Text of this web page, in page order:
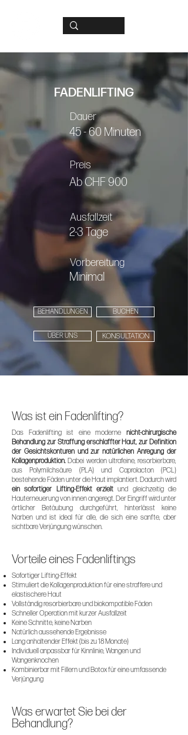
FADENLIFTING
Dauer
45 - 60 Minuten
Preis
Ab CHF 900
Ausfallzeit
2-3 Tage
Vorbereitung
Minimal
BEHANDLUNGEN BUCHEN
ÜBER UNS KONSULTATION
Was ist ein Fadenlifting?
Das Fadenlifting ist eine moderne nicht-chirurgische
Behandlung zur Straffung erschlaffter Haut, zur Definition
der Gesichtskonturen und zur natürlichen Anregung der
Kollagenproduktion.Dabei werden ultrafeine, resorbierbare,
aus Polymilchsäure (PLA) und Caprolacton (PCL)
bestehende Fäden unter die Haut implantiert. Dadurch wird
ein sofortiger Lifting-Effekt erzieltund gleichzeitig die
Hauterneuerung von innen angeregt. Der Eingriff wird unter
örtlicher Betäubung durchgeführt, hinterlässt keine
Narben und ist ideal für alle, die sich eine sanfte, aber
sichtbare Verjüngung wünschen.
Vorteile eines Fadenliftings
Sofortiger Lifting-Effekt
Stimuliert die Kollagenproduktion für eine straffere und
elastischere Haut
Vollständig resorbierbare und biokompatible Fäden
Schneller Operation mit kurzer Ausfallzeit
Keine Schnitte, keine Narben
Natürlich aussehende Ergebnisse
Lang anhaltender Effekt (bis zu 18 Monate)
Individuell anpassbar für Kinnlinie, Wangen und
Wangenknochen
Kombinierbar mit Fillern und Botox für eine umfassende
Verjüngung
Was erwartet Sie bei der
Behandlung?